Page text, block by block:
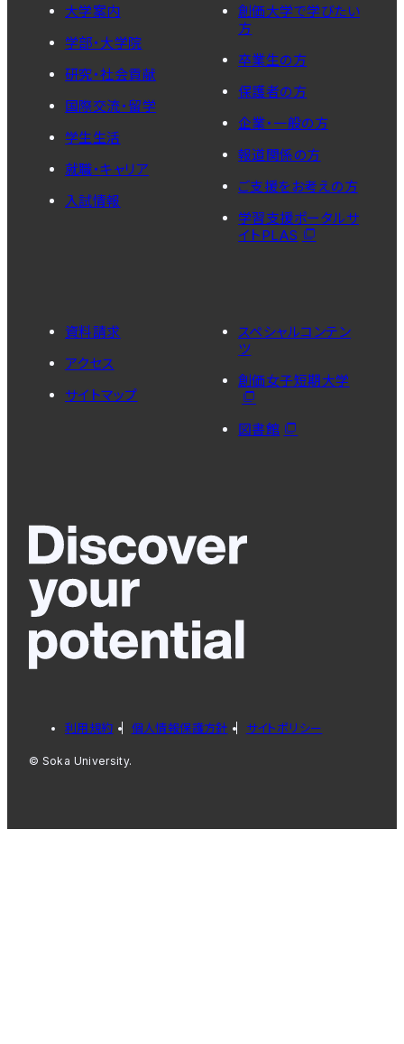
大学案内
学部・大学院
研究・社会貢献
国際交流・留学
学生生活
就職・キャリア
入試情報
創価大学で学びたい
方
卒業生の方
保護者の方
企業・一般の方
報道関係の方
ご支援をお考えの方
学習支援ポータルサ
イトPLAS
資料請求
アクセス
サイトマップ
スペシャルコンテン
ツ
創価女子短期大学
図書館
利用規約 個人情報保護方針 サイトポリシー
© Soka University.